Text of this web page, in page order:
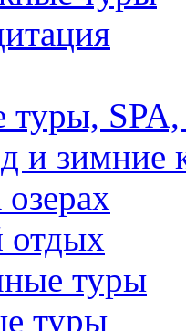
туры, SPA,
и зимние
туры
туры